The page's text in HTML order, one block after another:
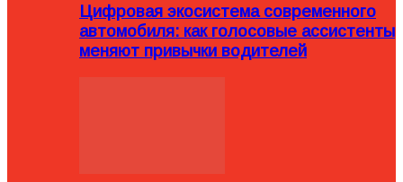
Цифровая экосистема современного
автомобиля: как голосовые ассистенты
меняют привычки водителей